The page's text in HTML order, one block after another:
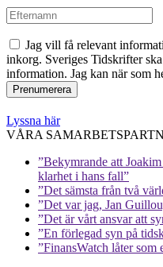
Jag vill få relevant
inkorg. Sveriges Tidskrifter
information. Jag kan när som
Lyssna här
VÅRA
”Bekymrande att
klarhet i hans fall”
”Det sämsta från två
”Det var jag, Jan
”Det är vårt ansvar att
”En förlegad syn på
”FinansWatch låter som